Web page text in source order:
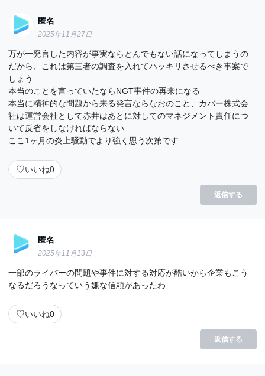
匿名
2025年11月27日
万が一発言した内容が事実ならとんでもない話になってしまうの
だから、これは第三者の調査を入れてハッキリさせるべき事案で
しょう
本当のことを言っていたならNGT事件の再来になる
本当に精神的な問題から来る発言ならなおのこと、カバー株式会
社は運営会社として赤井はあとに対してのマネジメント責任につ
いて反省をしなければならない
ここ1ヶ月の炎上騒動でより強く思う次第です
♡いいね0
返信する
匿名
2025年11月13日
一部のライバーの問題や事件に対する対応が酷いから企業もこう
なるだろうなっていう嫌な信頼があったわ
♡いいね0
返信する